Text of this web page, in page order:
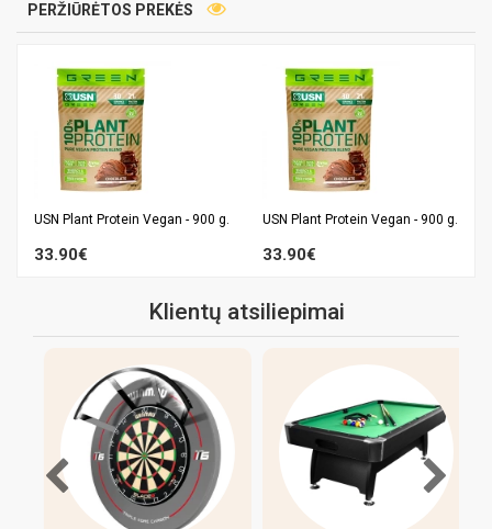
PERŽIŪRĖTOS PREKĖS
USN Plant Protein Vegan - 900 g.
33.90€
USN Plant Protein Vegan - 900 g.
33.90€
Klientų atsiliepimai